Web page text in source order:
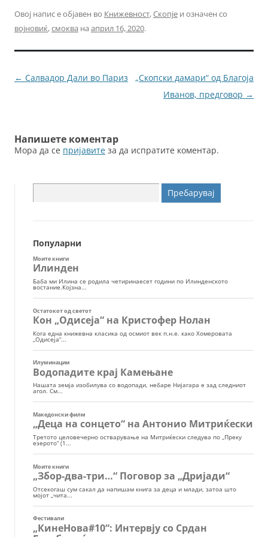
c
e
b
o
itt
er
ai
l
ss
e
n
g
Овој напис е објавен во Книжевност,Скопје и означен со
војновиќ,смоква на април 16, 2020.
Навигација
← Салвадор Дали во Париз
„Скопски дамари“ од Благоја
Иванов, предговор →
Напишете коментар
Мора да се пријавите за да испратите коментар.
за:
Популарни